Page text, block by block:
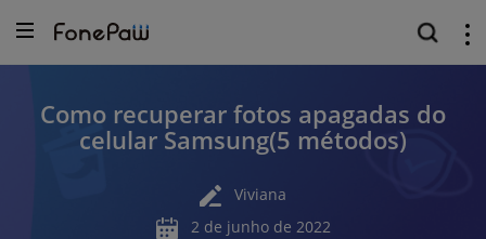
Como recuperar fotos apagadas do
celular Samsung(5 métodos)
Viviana
2 de junho de 2022